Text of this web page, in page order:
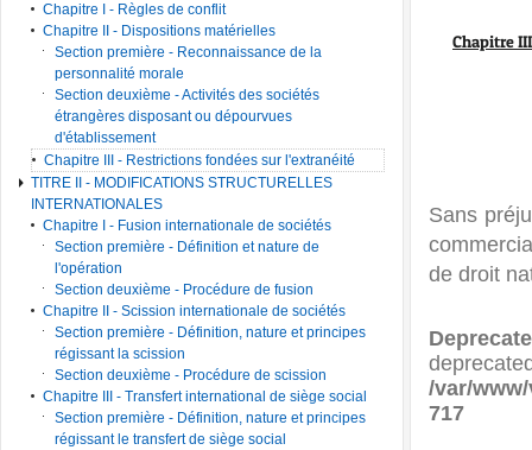
Chapitre I - Règles de conflit
Chapitre II - Dispositions matérielles
Section première - Reconnaissance de la
personnalité morale
Section deuxième - Activités des sociétés
étrangères disposant ou dépourvues
d'établissement
Chapitre III - Restrictions fondées sur l'extranéité
TITRE II - MODIFICATIONS STRUCTURELLES
INTERNATIONALES
Chapitre I - Fusion internationale de sociétés
Section première - Définition et nature de
l'opération
Section deuxième - Procédure de fusion
Chapitre II - Scission internationale de sociétés
Section première - Définition, nature et principes
régissant la scission
Section deuxième - Procédure de scission
Chapitre III - Transfert international de siège social
Section première - Définition, nature et principes
régissant le transfert de siège social
Chapitre
Sans
de droit
/var/
717